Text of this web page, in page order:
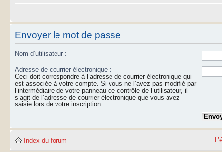
Envoyer le mot de passe
Nom d’utilisateur :
Adresse de courrier électronique :
Ceci doit correspondre à l’adresse de courrier électronique qui
est associée à votre compte. Si vous ne l’avez pas modifié par
l’intermédiaire de votre panneau de contrôle de l’utilisateur, il
s’agit de l’adresse de courrier électronique que vous avez
saisie lors de votre inscription.
Index du forum